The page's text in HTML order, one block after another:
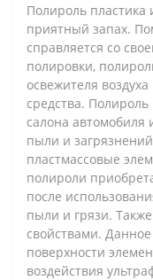
Полироль
приятный запах.
справляется со
полировки,
освежителя
средства.
салона автомобиля
пыли и
пластмассовые
полироли
после
пыли и грязи.
свойствами.
поверхности
воздействия